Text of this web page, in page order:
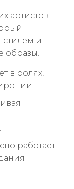
артистов
стилем и
образы.
в ролях,
работает